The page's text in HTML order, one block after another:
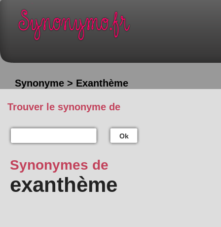
Synonyme > Exanthème
Trouver le synonyme de
Ok
Synonymes de
exanthème